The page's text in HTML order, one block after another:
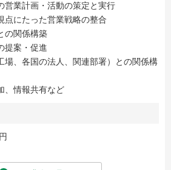
営業計画・活動の策定と実行
点にたった営業戦略の整合
の関係構築
提案・促進
場、各国の法人、関連部署）との関係構
、情報共有など